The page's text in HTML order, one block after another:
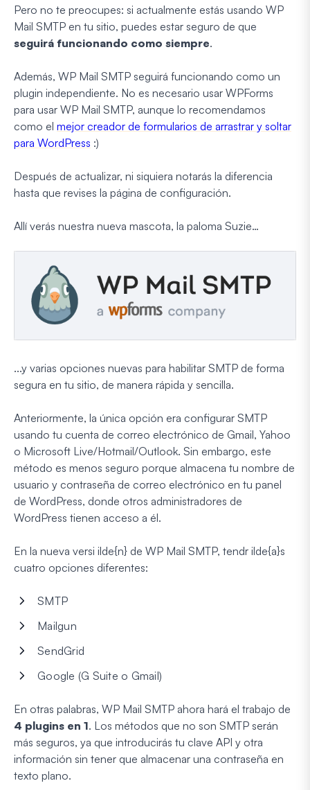
Pero no te preocupes: si actualmente estás usando WP
Mail SMTP en tu sitio, puedes estar seguro de que
seguirá funcionando como siempre.
Además, WP Mail SMTP seguirá funcionando como un
plugin independiente. No es necesario usar WPForms
para usar WP Mail SMTP, aunque lo recomendamos
como el mejor creador de formularios de arrastrar y soltar
para WordPress :)
Después de actualizar, ni siquiera notarás la diferencia
hasta que revises la página de configuración.
Allí verás nuestra nueva mascota, la paloma Suzie…
...y varias opciones nuevas para habilitar SMTP de forma
segura en tu sitio, de manera rápida y sencilla.
Anteriormente, la única opción era configurar SMTP
usando tu cuenta de correo electrónico de Gmail, Yahoo
o Microsoft Live/Hotmail/Outlook. Sin embargo, este
método es menos seguro porque almacena tu nombre de
usuario y contraseña de correo electrónico en tu panel
de WordPress, donde otros administradores de
WordPress tienen acceso a él.
En la nueva versi ilde{n} de WP Mail SMTP, tendr ilde{a}s
cuatro opciones diferentes:
SMTP
Mailgun
SendGrid
Google (G Suite o Gmail)
En otras palabras, WP Mail SMTP ahora hará el trabajo de
4 plugins en 1. Los métodos que no son SMTP serán
más seguros, ya que introducirás tu clave API y otra
información sin tener que almacenar una contraseña en
texto plano.